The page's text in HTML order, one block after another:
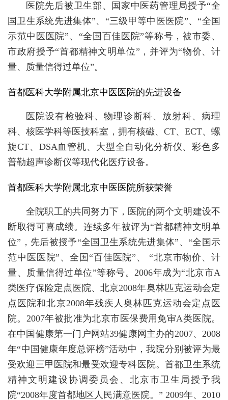
医院先后被卫生部、国家中医药管理局授予“全
国卫生系统先进集体”、“三级甲等中医医院”、“全国
示范中医医院”、“全国百佳医院”等称号，被市委、
市政府授予“首都精神文明单位”，并评为“物价、计
量、质量信得过单位”。
首都医科大学附属北京中医医院的先进设备
医院设有检验科、物理诊断科、放射科、病理
科、核医学科等医技科室，拥有核磁、CT、ECT、螺
旋CT、DSA血管机、大型全自动化分析仪、彩色多
普勒超声诊断仪等现代化医疗设备。
首都医科大学附属北京中医医院所获荣誉
全院职工的共同努力下，医院的两个文明建设不
断取得可喜成绩。连续多年被评为“首都精神文明单
位”，先后被授予“全国卫生系统先进集体”、“全国示
范中医医院”、全国“百佳医院”、 “北京市物价、计
量、质量信得过单位”等称号。2006年成为“北京市A
类医疗保险定点医院、北京2008年奥林匹克运动会定
点医院和北京2008年残疾人奥林匹克运动会定点医
院。2007年被批准为北京市医保费用免审A类医院。
在中国健康第一门户网站39健康网主办的2007、2008
年“中国健康年度总评榜”活动中，我院分别被评为最
受欢迎三甲医院和最受欢迎专科医院。首都卫生系统
精神文明建设协调委员会、北京市卫生局授予我
院“2008年度首都地区人民满意医院。” 2009年、2010